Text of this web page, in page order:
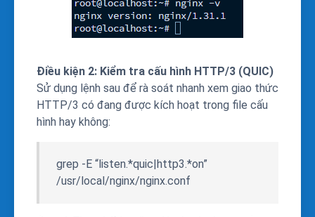
Điều kiện 2: Kiểm tra cấu hình HTTP/3 (QUIC)
Sử dụng lệnh sau để rà soát nhanh xem giao thức
HTTP/3 có đang được kích hoạt trong file cấu
hình hay không:
grep -E “listen.*quic|http3.*on”
/usr/local/nginx/nginx.conf